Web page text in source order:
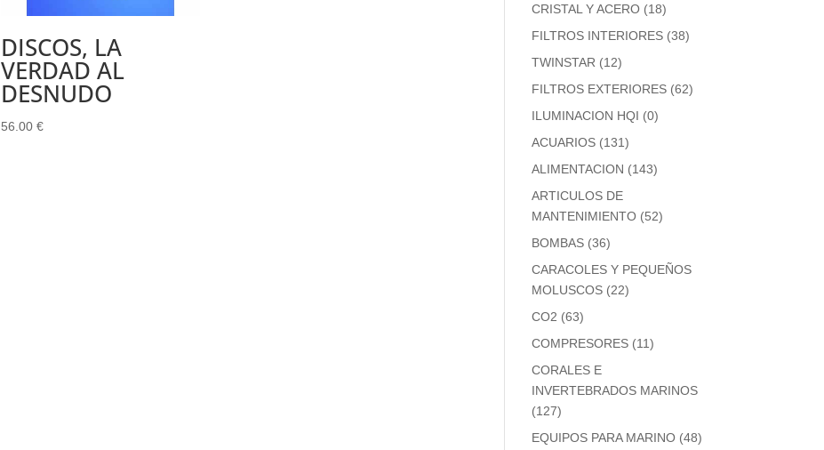
DISCOS, LA
VERDAD AL
DESNUDO
56.00 €
CRISTAL Y ACERO (18)
FILTROS INTERIORES (38)
TWINSTAR (12)
FILTROS EXTERIORES (62)
ILUMINACION HQI (0)
ACUARIOS (131)
ALIMENTACION (143)
ARTICULOS DE
MANTENIMIENTO (52)
BOMBAS (36)
CARACOLES Y PEQUEÑOS
MOLUSCOS (22)
CO2 (63)
COMPRESORES (11)
CORALES E
INVERTEBRADOS MARINOS
(127)
EQUIPOS PARA MARINO (48)